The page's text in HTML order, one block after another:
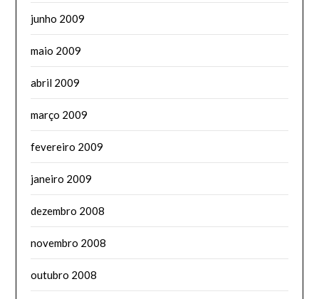
junho 2009
maio 2009
abril 2009
março 2009
fevereiro 2009
janeiro 2009
dezembro 2008
novembro 2008
outubro 2008